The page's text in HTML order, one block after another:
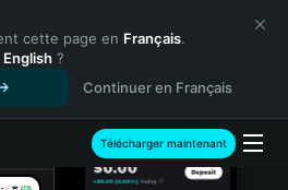
cette page en Français.
English ?
Continuer en Français
Télécharger maintenant